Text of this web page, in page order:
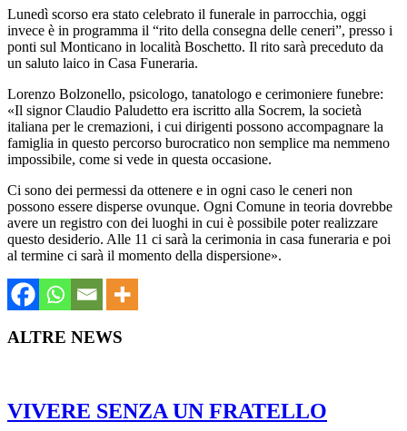
Lunedì scorso era stato celebrato il funerale in parrocchia, oggi
invece è in programma il “rito della consegna delle ceneri”, presso i
ponti sul Monticano in località Boschetto. Il rito sarà preceduto da
un saluto laico in Casa Funeraria.
Lorenzo Bolzonello, psicologo, tanatologo e cerimoniere funebre:
«Il signor Claudio Paludetto era iscritto alla Socrem, la società
italiana per le cremazioni, i cui dirigenti possono accompagnare la
famiglia in questo percorso burocratico non semplice ma nemmeno
impossibile, come si vede in questa occasione.
Ci sono dei permessi da ottenere e in ogni caso le ceneri non
possono essere disperse ovunque. Ogni Comune in teoria dovrebbe
avere un registro con dei luoghi in cui è possibile poter realizzare
questo desiderio. Alle 11 ci sarà la cerimonia in casa funeraria e poi
al termine ci sarà il momento della dispersione».
ALTRE NEWS
VIVERE SENZA UN FRATELLO